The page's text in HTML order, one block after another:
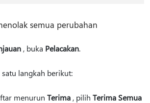
semua perubahan
, buka Pelacakan.
satu langkah berikut:
menurun Terima , pilih Terima Semua